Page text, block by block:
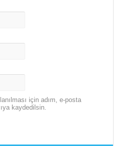
için adım, e-posta
kaydedilsin.